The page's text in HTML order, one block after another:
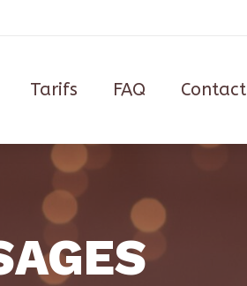
Tarifs FAQ Contact